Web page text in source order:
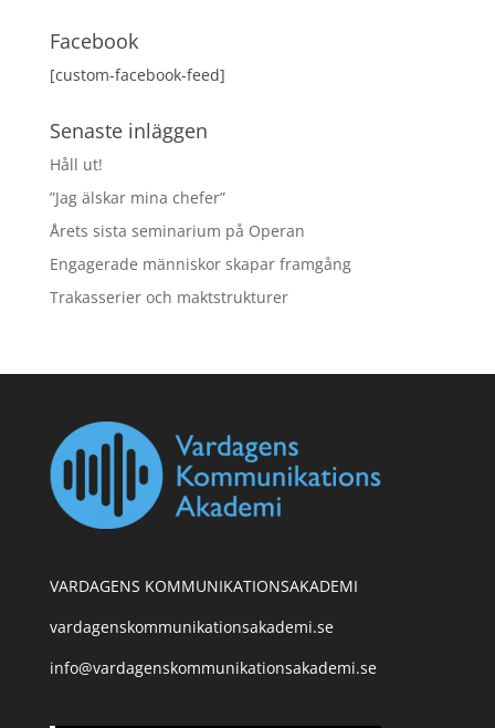
Facebook
[custom-facebook-feed]
Senaste inläggen
Håll ut!
”Jag älskar mina chefer”
Årets sista seminarium på Operan
Engagerade människor skapar framgång
Trakasserier och maktstrukturer
VARDAGENS KOMMUNIKATIONSAKADEMI
vardagenskommunikationsakademi.se
info@vardagenskommunikationsakademi.se